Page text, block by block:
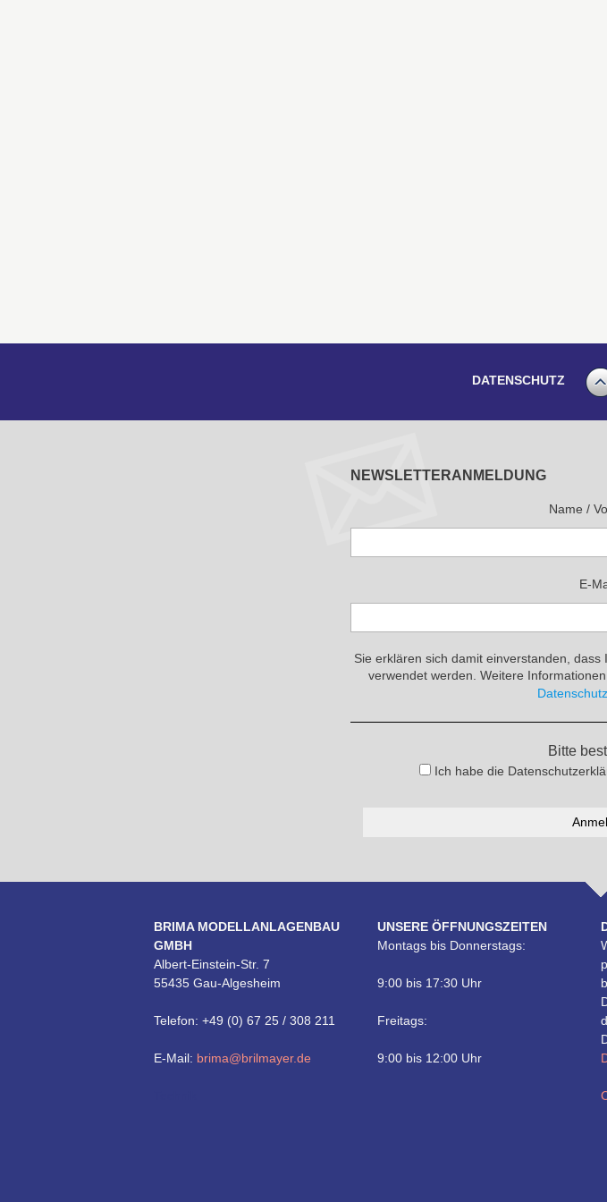
DATENSCHUTZ
NEWSLETTERANMELDUNG
Name /
E-
Sie erklären sich damit einverstanden,
verwendet werden. Weitere
Bitte
Ich habe die
BRIMA MODELLANLAGENBAU
GMBH
Albert-Einstein-Str. 7
55435 Gau-Algesheim
Telefon: +49 (0) 67 25 / 308 211
E-Mail: brima@brilmayer.de
UNSERE ÖFFNUNGSZEITEN
Montags bis Donnerstags:
9:00 bis 17:30 Uhr
Freitags:
9:00 bis 12:00 Uhr